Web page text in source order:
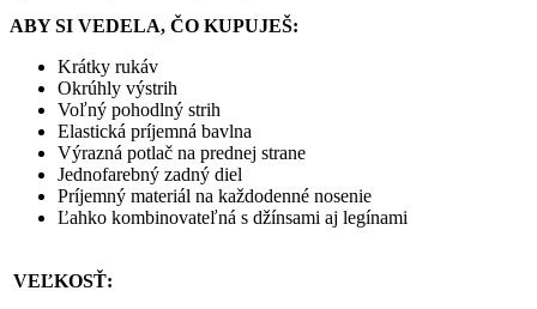
ABY SI VEDELA, ČO KUPUJEŠ:
Krátky rukáv
Okrúhly výstrih
Voľný pohodlný strih
Elastická príjemná bavlna
Výrazná potlač na prednej strane
Jednofarebný zadný diel
Príjemný materiál na každodenné nosenie
Ľahko kombinovateľná s džínsami aj legínami
VEĽKOSŤ: